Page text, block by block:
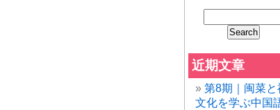
近期文章
第8期｜闽菜と
文化を学ぶ中国